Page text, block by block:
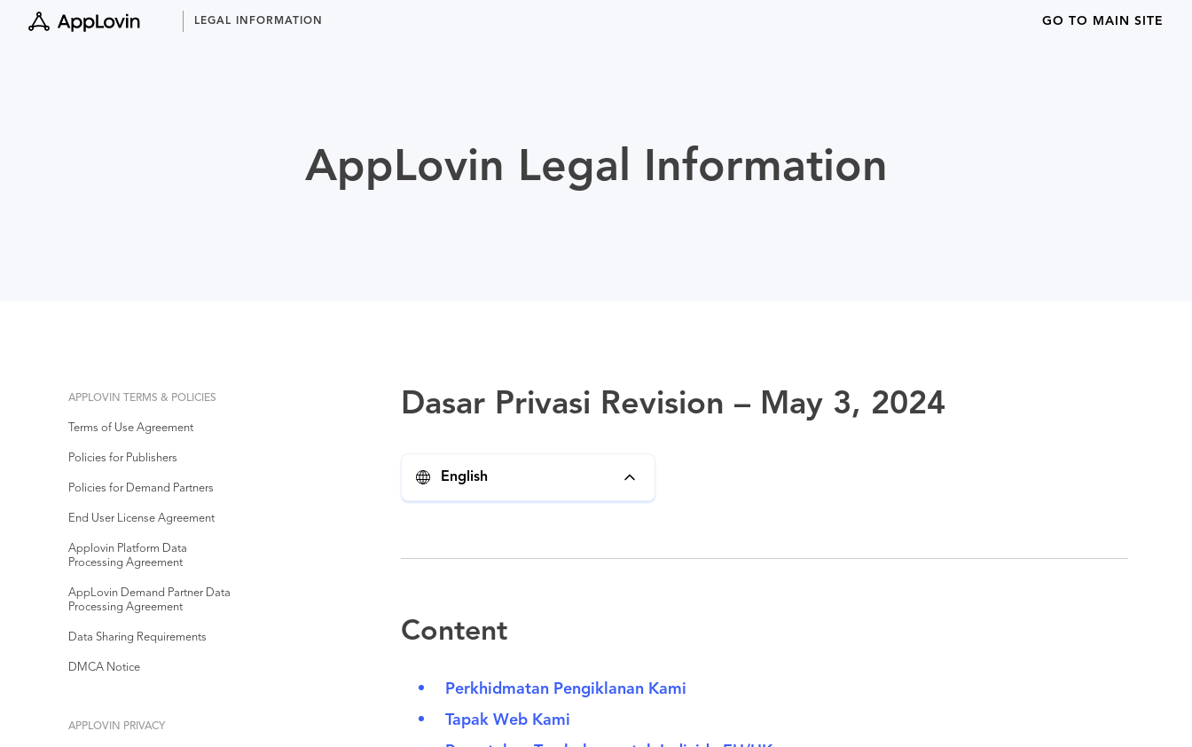
LEGAL INFORMATION GO TO MAIN SITE
AppLovin Legal Information
APPLOVIN TERMS & POLICIES
Terms of Use Agreement
Policies for Publishers
Policies for Demand Partners
End User License Agreement
Applovin Platform Data
Processing Agreement
AppLovin Demand Partner Data
Processing Agreement
Data Sharing Requirements
DMCA Notice
APPLOVIN PRIVACY
Dasar Privasi Revision – May 3, 2024
English
Content
Perkhidmatan Pengiklanan Kami
Tapak Web Kami